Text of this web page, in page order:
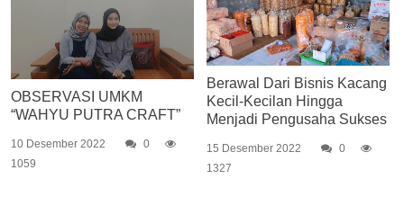
OBSERVASI UMKM
“WAHYU PUTRA CRAFT”
10 Desember 2022
0
1059
Berawal Dari Bisnis Kacang
Kecil-Kecilan Hingga
Menjadi Pengusaha Sukses
15 Desember 2022
0
1327